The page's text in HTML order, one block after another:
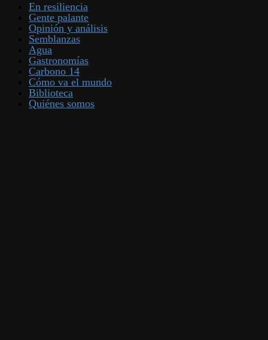
En resiliencia
Gente palante
Opinión y análisis
Semblanzas
Agua
Gastronomías
Carbono 14
Cómo va el mundo
Biblioteca
Quiénes somos